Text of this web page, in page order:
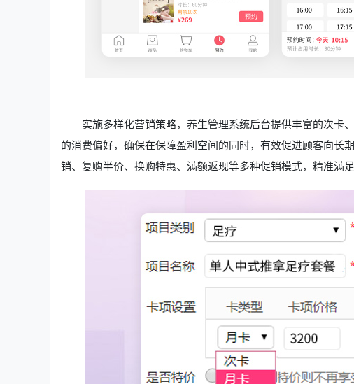
实施多样化营销策略，养生管理系统后台提供丰富的次卡
的消费偏好，确保在保障盈利空间的同时，有效促进顾客向长
销、复购半价、换购特惠、满额返现等多种促销模式，精准满